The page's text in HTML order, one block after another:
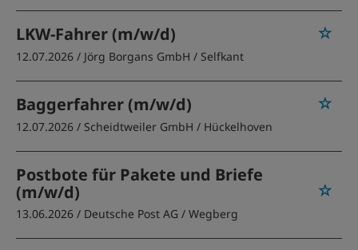
LKW-Fahrer (m/w/d)
12.07.2026 / Jörg Borgans GmbH / Selfkant
Baggerfahrer (m/w/d)
12.07.2026 / Scheidtweiler GmbH / Hückelhoven
Postbote für Pakete und Briefe
(m/w/d)
13.06.2026 / Deutsche Post AG / Wegberg